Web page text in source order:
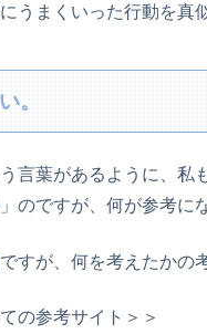
うまくいった行動を真
。
言葉があるように、私
のですが、何が参考に
すが、何を考えたかの
の参考サイト＞＞